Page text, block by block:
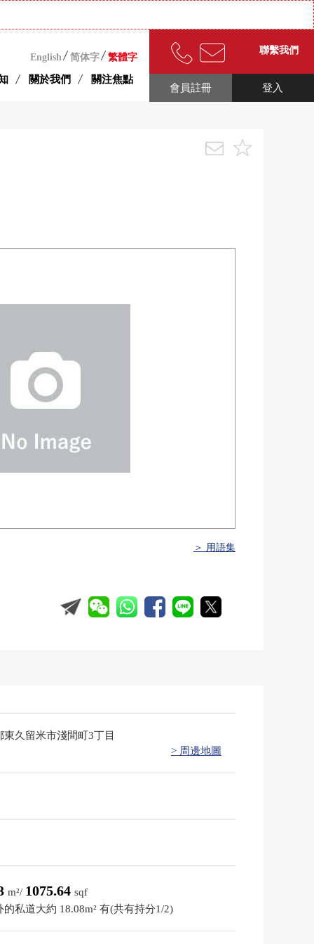
English 简体字 繁體字
關於我們 關注焦點
聯繫我們
登入
會員註冊
＞ 用語集
東久留米市淺間町3丁目
> 周邊地圖
m²/ 1075.64 sqf
私道大約 18.08m² 有(共有持分1/2)